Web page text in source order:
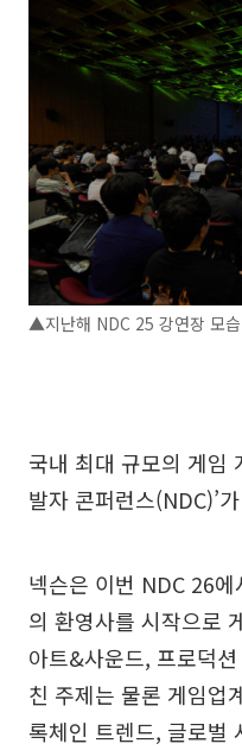
▲지난해 NDC 25 강연장 모
국내 최대 규모의 게임
발자 콘퍼런스(NDC)’
넥슨은 이번 NDC 26
의 환영사를 시작으로
아트&사운드, 프로덕
친 주제는 물론 게임업
록체인 트렌드, 글로벌